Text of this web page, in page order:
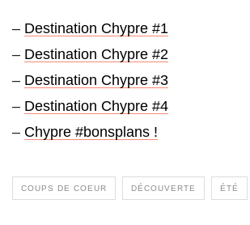
– Destination Chypre #1
– Destination Chypre #2
– Destination Chypre #3
– Destination Chypre #4
– Chypre #bonsplans !
COUPS DE COEUR DÉCOUVERTE ÉTÉ